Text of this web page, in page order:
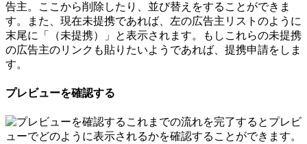
告主。ここから削除したり、並び替えをすることができま
す。また、現在未提携であれば、左の広告主リストのように
末尾に「（未提携）」と表示されます。もしこれらの未提携
の広告主のリンクも貼りたいようであれば、提携申請をしま
す。
プレビューを確認する
これまでの流れを完了するとプレビ
ューでどのように表示されるかを確認することができます。